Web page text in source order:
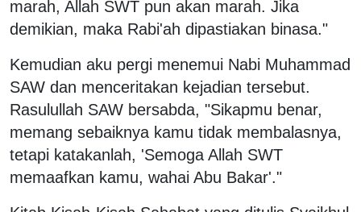
marah, Allah SWT pun akan marah. Jika
demikian, maka Rabi'ah dipastiakan binasa."
Kemudian aku pergi menemui Nabi Muhammad
SAW dan menceritakan kejadian tersebut.
Rasulullah SAW bersabda, "Sikapmu benar,
memang sebaiknya kamu tidak membalasnya,
tetapi katakanlah, 'Semoga Allah SWT
memaafkan kamu, wahai Abu Bakar'."